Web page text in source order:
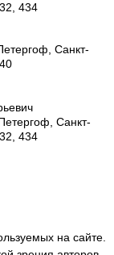
434
Санкт-
, Санкт-
434
на сайте.